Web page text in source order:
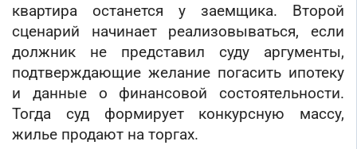
квартира останется у заемщика. Второй
сценарий начинает реализовываться, если
должник не представил суду аргументы,
подтверждающие желание погасить ипотеку
и данные о финансовой состоятельности.
Тогда суд формирует конкурсную массу,
жилье продают на торгах.